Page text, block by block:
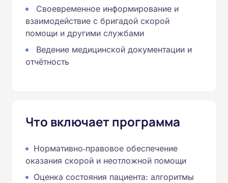
Своевременное информирование и
взаимодействие с бригадой скорой
помощи и другими службами
Ведение медицинской документации и
отчётность
Что включает программа
Нормативно‑правовое обеспечение
оказания скорой и неотложной помощи
Оценка состояния пациента: алгоритмы